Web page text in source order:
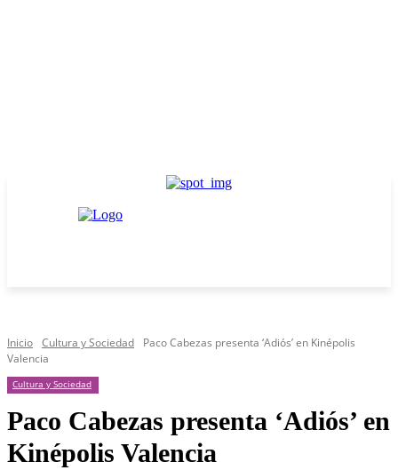
Inicio Cultura y Sociedad
Paco Cabezas presenta ‘Adiós’ en Kinépolis
Valencia
Cultura y Sociedad
Paco Cabezas presenta ‘Adiós’ en
Kinépolis Valencia